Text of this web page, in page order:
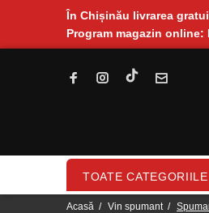
În Chișinău livrarea
Program magazin online:
TOATE CATEGORIILE
Acasă Vin spumant